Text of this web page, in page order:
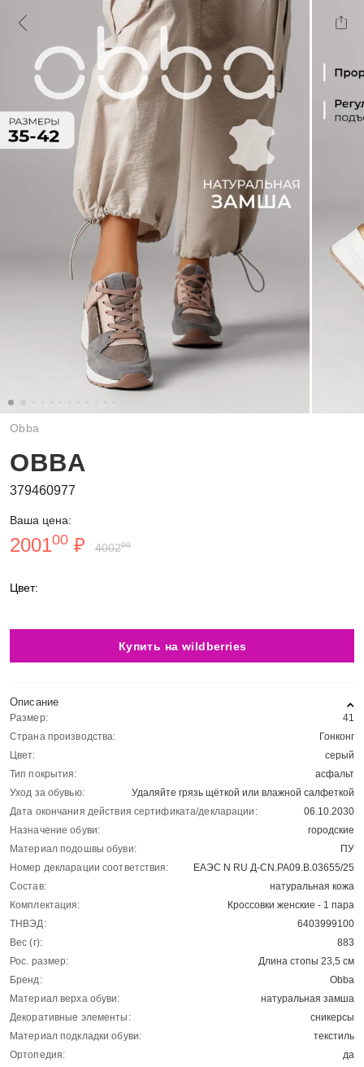
Obba
OBBA
379460977
Ваша цена:
200100 ₽ 400200
Цвет:
Купить на wildberries
Описание
Размер:
41
Страна производства:
Гонконг
Цвет:
серый
Тип покрытия:
асфальт
Уход за обувью:
Удаляйте грязь щёткой или влажной салфеткой
Дата окончания действия сертификата/декларации:
06.10.2030
Назначение обуви:
городские
Материал подошвы обуви:
ПУ
Номер декларации соответствия:
ЕАЭС N RU Д-CN.РА09.В.03655/25
Состав:
натуральная кожа
Комплектация:
Кроссовки женские - 1 пара
ТНВЭД:
6403999100
Вес (г):
883
Рос. размер:
Длина стопы 23,5 см
Бренд:
Obba
Материал верха обуви:
натуральная замша
Декоративные элементы:
сникерсы
Материал подкладки обуви:
текстиль
Ортопедия:
да